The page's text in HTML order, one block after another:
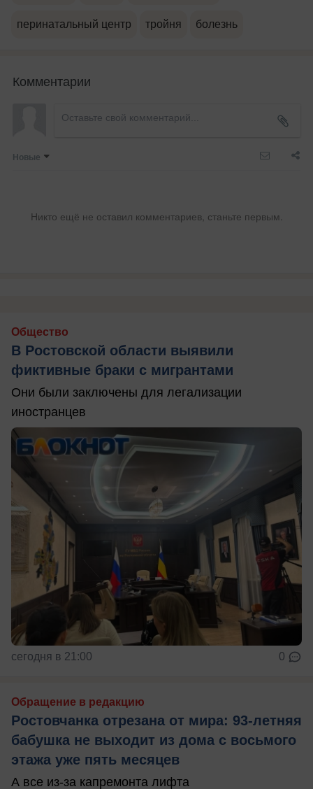
перинатальный центр тройня болезнь
Комментарии
Новые
Никто ещё не оставил комментариев, станьте первым.
Общество
В Ростовской области выявили
фиктивные браки с мигрантами
Они были заключены для легализации
иностранцев
сегодня в 21:00 0
Обращение в редакцию
Ростовчанка отрезана от мира: 93-летняя
бабушка не выходит из дома с восьмого
этажа уже пять месяцев
А все из-за капремонта лифта